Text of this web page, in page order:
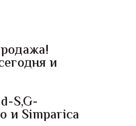
и
S,G-
и Simparica